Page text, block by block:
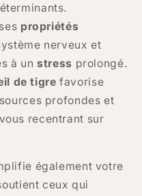
propriétés
nerveux et
à un stress prolongé.
de tigre favorise
profondes et
recentrant sur
également votre
ceux qui